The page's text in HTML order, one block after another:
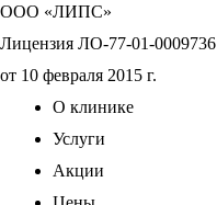
ООО «ЛИПС»
Лицензия ЛО-77-01-0009736
от 10 февраля 2015 г.
О клинике
Услуги
Акции